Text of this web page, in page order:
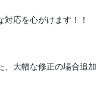
、大幅な修正の場合追加